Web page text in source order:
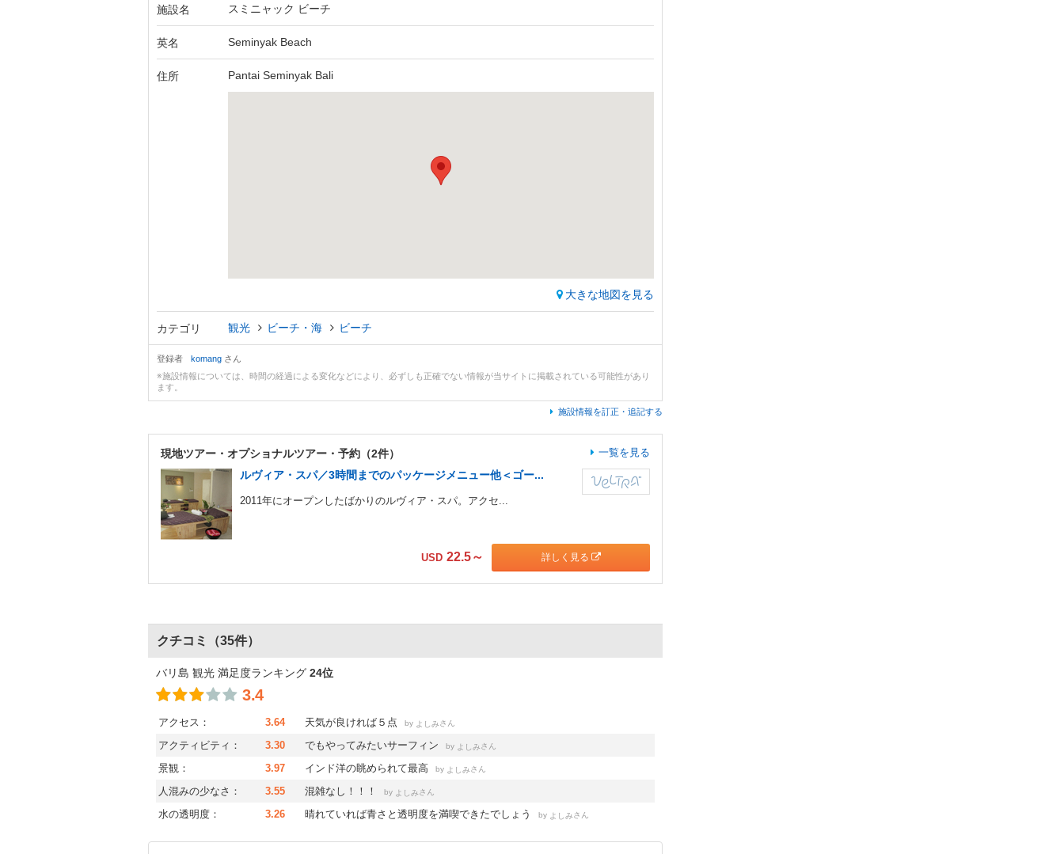
施設名 スミニャック ビーチ
英名 Seminyak Beach
住所 Pantai Seminyak Bali
大きな地図を見る
カテゴリ 観光 ビーチ・海 ビーチ
登録者 komang さん
※施設情報については、時間の経過による変化などにより、必ずしも正確でない情報が当サイトに掲載されている可能性があり
ます。
施設情報を訂正・追記する
現地ツアー・ オプショナルツアー・予約（2件） 一覧を見る
ルヴィア・スパ／3時間までのパッケージメニュー他＜ゴー...
2011年にオープンしたばかりのルヴィア・スパ。アクセ...
USD 22.5～ 詳しく見る
クチコミ （35件）
バリ島 観光 満足度ランキング 24位
3.4
アクセス： 3.64 天気が良ければ５点 by よしみさん
アクティビティ： 3.30 でもやってみたいサーフィン by よしみさん
景観： 3.97 インド洋の眺められて最高 by よしみさん
人混みの少なさ： 3.55 混雑なし！！！ by よしみさん
水の透明度： 3.26 晴れていれば青さと透明度を満喫できたでしょう by よしみさん